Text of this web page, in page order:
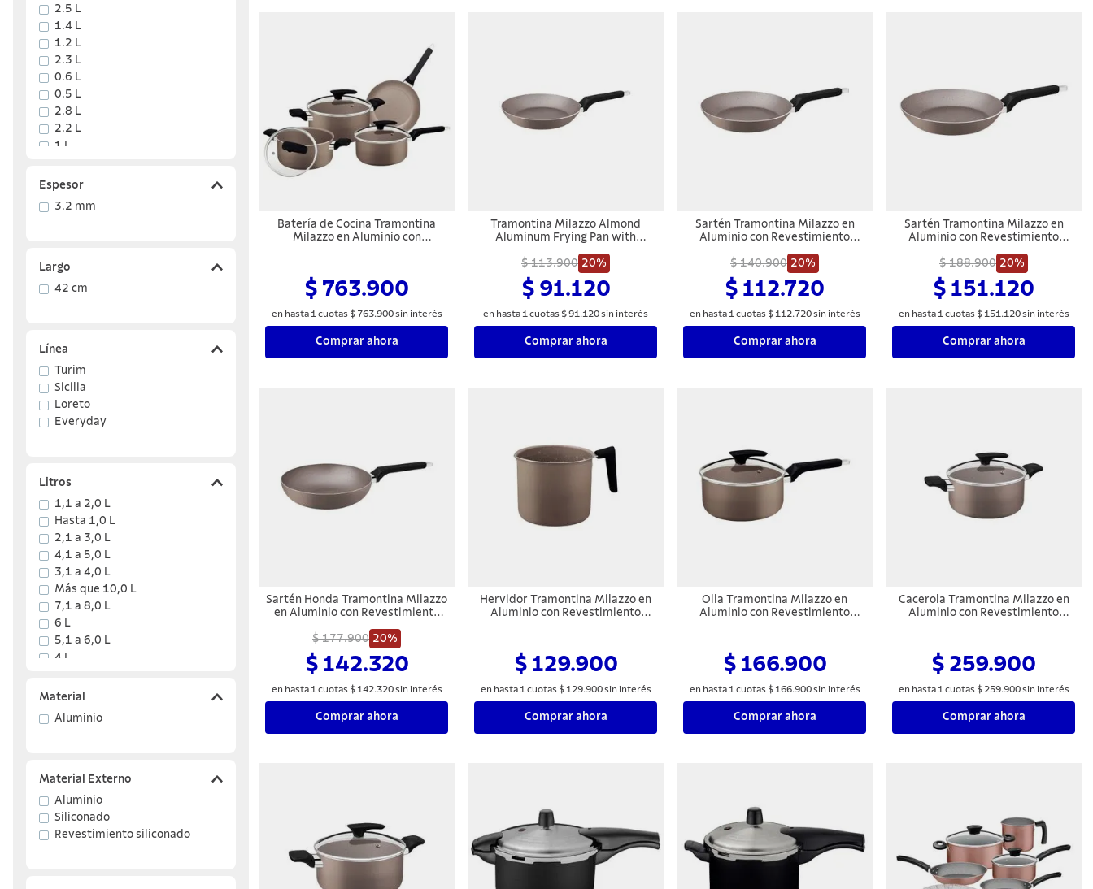
2.5 L
1.4 L
1.2 L
2.3 L
0.6 L
0.5 L
2.8 L
2.2 L
1 L
Espesor
3.2 mm
Largo
42 cm
Línea
Turim
Sicilia
Loreto
Everyday
Litros
1,1 a 2,0 L
Hasta 1,0 L
2,1 a 3,0 L
4,1 a 5,0 L
3,1 a 4,0 L
Más que 10,0 L
7,1 a 8,0 L
6 L
5,1 a 6,0 L
4 L
Material
Aluminio
Material Externo
Aluminio
Siliconado
Revestimiento siliconado
Batería de Cocina Tramontina
Milazzo en Aluminio con
Almendra 4 Piezas
$ 763.900
en hasta 1 cuotas $ 763.900sin interés
Comprar ahora
Tramontina Milazzo Almond
Aluminum Frying Pan with
Nonstick Coating, 20 cm
$ 113.900 20%
$ 91.120
en hasta 1 cuotas $91 .120sin interés
Comprar ahora
Sartén Tramontina Milazzo en
Aluminio con Revestimiento
Antiadherente Starflon Max
Almendra 24 cm
$ 140.900 20%
$ 112.720
en hasta 1 cuotas $ 112.720sin interés
Comprar ahora
Sartén Tramontina Milazzo en
Aluminio con Revestimiento
Antiadherente Starflon Max
Almendra 28 cm
$ 188.900 20%
$ 151.120
en hasta 1 cuotas $ 151 .120sin interés
Comprar ahora
Sartén Honda Tramontina Milazzo
en Aluminio con Revestimiento
Antiadherente Starflon Max
Almendra 24 cm
$ 177.900 20%
$ 142.320
en hasta 1 cuotas $ 142.320sin interés
Comprar ahora
Hervidor Tramontina Milazzo en
Aluminio con Revestimiento
Almendra 14 cm
$ 129.900
en hasta 1 cuotas $ 129.900sin interés
Comprar ahora
Olla Tramontina Milazzo en
Aluminio con Revestimiento
Almendra 16 cm
$ 166.900
en hasta 1 cuotas $ 166.900sin interés
Comprar ahora
Cacerola Tramontina Milazzo en
Aluminio con Revestimiento
Almendra 20 cm
$ 259.900
en hasta 1 cuotas $ 259.900sin interés
Comprar ahora